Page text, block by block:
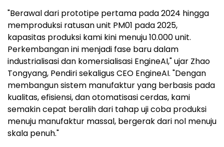
"Berawal dari prototipe pertama pada 2024 hingga
memproduksi ratusan unit PM01 pada 2025,
kapasitas produksi kami kini menuju 10.000 unit.
Perkembangan ini menjadi fase baru dalam
industrialisasi dan komersialisasi EngineAI," ujar Zhao
Tongyang, Pendiri sekaligus CEO EngineAI. "Dengan
membangun sistem manufaktur yang berbasis pada
kualitas, efisiensi, dan otomatisasi cerdas, kami
semakin cepat beralih dari tahap uji coba produksi
menuju manufaktur massal, bergerak dari nol menuju
skala penuh."